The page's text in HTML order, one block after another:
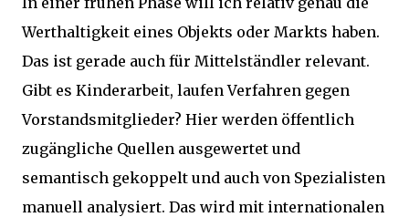
Werthaltigkeit eines Objekts oder Markts haben.
Das ist gerade auch für Mittelständler relevant.
Gibt es Kinderarbeit, laufen Verfahren gegen
Vorstandsmitglieder? Hier werden öffentlich
zugängliche Quellen ausgewertet und
semantisch gekoppelt und auch von Spezialisten
manuell analysiert. Das wird mit internationalen